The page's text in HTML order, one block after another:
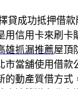
貸成功抵押借款
用信用卡來刷卡
雄抓漏推薦屋頂
市當舖使用借款
的動產質借方式